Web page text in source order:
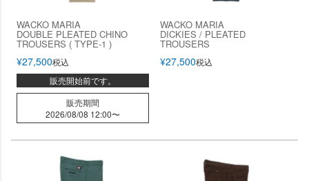
WACKO MARIA
DOUBLE PLEATED CHINO
TROUSERS ( TYPE-1 )
¥27,500税込
販売開始前です。
販売期間
2026/08/08 12:00〜
WACKO MARIA
DICKIES / PLEATED
TROUSERS
¥27,500税込